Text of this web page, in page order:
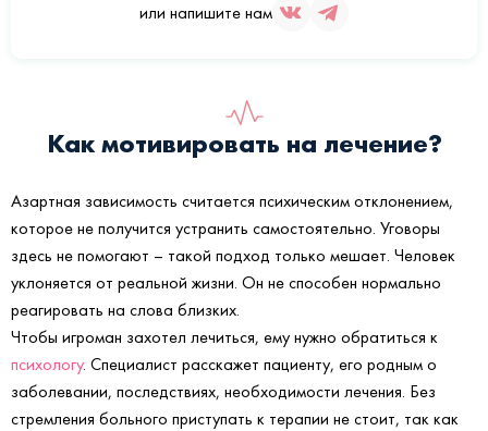
или напишите нам
Как мотивировать на лечение?
Азартная зависимость считается психическим отклонением,
которое не получится устранить самостоятельно. Уговоры
здесь не помогают – такой подход только мешает. Человек
уклоняется от реальной жизни. Он не способен нормально
реагировать на слова близких.
Чтобы игроман захотел лечиться, ему нужно обратиться к
психологу. Специалист расскажет пациенту, его родным о
заболевании, последствиях, необходимости лечения. Без
стремления больного приступать к терапии не стоит, так как